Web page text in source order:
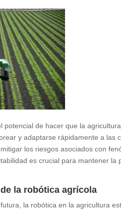
potencial de hacer que la
y adaptarse rápidamente a las
los riesgos asociados con
es crucial para mantener
la robótica agrícola
la robótica en la agricultura